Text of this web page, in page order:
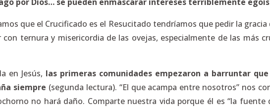
que el Crucificado es el Resucitado tendríamos que pedir la gracia
ternura y misericordia de las ovejas, especialmente de las más
en Jesús, las primeras comunidades empezaron a barruntar
siempre (segunda lectura). “El que acampa entre nosotros” nos
no hará daño. Comparte nuestra vida porque él es “la fuente